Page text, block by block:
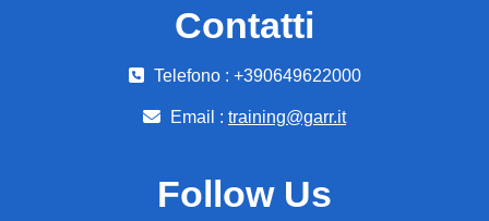
Contatti
Telefono : +390649622000
Email : training@garr.it
Follow Us